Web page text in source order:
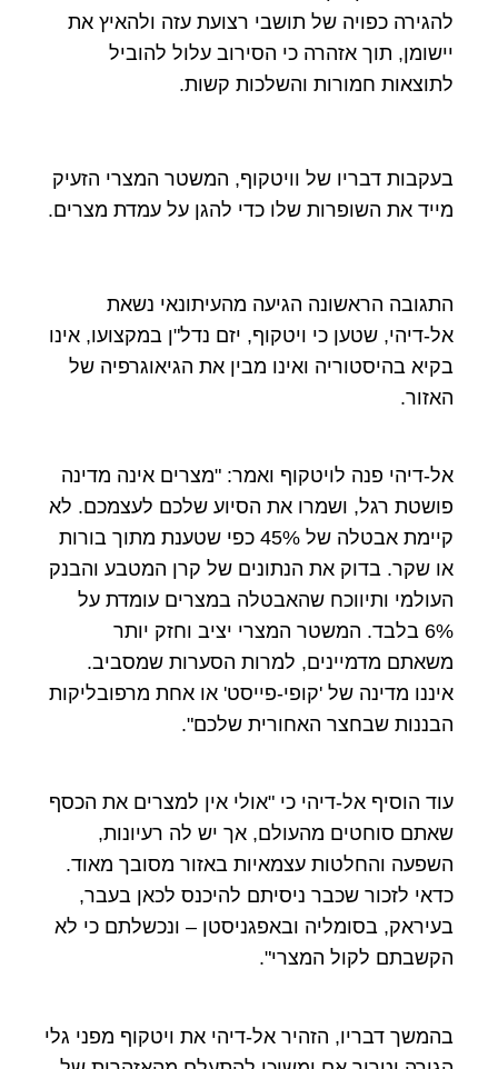
להגירה כפויה של תושבי רצועת עזה ולהאיץ את
יישומן, תוך אזהרה כי הסירוב עלול להוביל
לתוצאות חמורות והשלכות קשות.
בעקבות דבריו של וויטקוף, המשטר המצרי הזעיק
מייד את השופרות שלו כדי להגן על עמדת מצרים.
התגובה הראשונה הגיעה מהעיתונאי נשאת
אל-דיהי, שטען כי ויטקוף, יזם נדל"ן במקצועו, אינו
בקיא בהיסטוריה ואינו מבין את הגיאוגרפיה של
האזור.
אל-דיהי פנה לויטקוף ואמר: "מצרים אינה מדינה
פושטת רגל, ושמרו את הסיוע שלכם לעצמכם. לא
קיימת אבטלה של 45% כפי שטענת מתוך בורות
או שקר. בדוק את הנתונים של קרן המטבע והבנק
העולמי ותיווכח שהאבטלה במצרים עומדת על
6% בלבד. המשטר המצרי יציב וחזק יותר
משאתם מדמיינים, למרות הסערות שמסביב.
איננו מדינה של 'קופי-פייסט' או אחת מרפובליקות
הבננות שבחצר האחורית שלכם".
עוד הוסיף אל-דיהי כי "אולי אין למצרים את הכסף
שאתם סוחטים מהעולם, אך יש לה רעיונות,
השפעה והחלטות עצמאיות באזור מסובך מאוד.
כדאי לזכור שכבר ניסיתם להיכנס לכאן בעבר,
בעיראק, בסומליה ובאפגניסטן – ונכשלתם כי לא
הקשבתם לקול המצרי".
בהמשך דבריו, הזהיר אל-דיהי את ויטקוף מפני גלי